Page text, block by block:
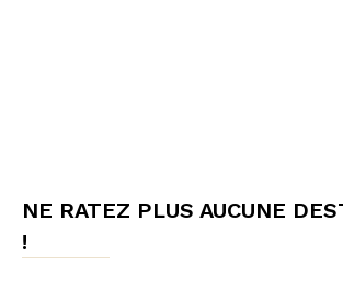
NE RATEZ PLUS AUCUNE
!